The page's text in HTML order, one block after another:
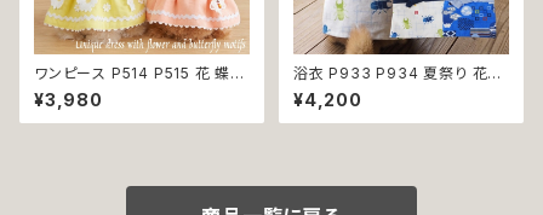
ワンピース P514 P515 花 蝶
ハンドメイド ピンク イエローグ
リーン レース ドッグウェア 春夏
ドッグウエア ドッグ ウェア 犬 猫
¥3,980
浴衣 P933 P934 夏祭り 花火
大会 富士山 カブトムシ クワガ
タ 昆虫柄 和装 和柄 古風 伝統
日本 夏 ハンドメイド ドッグウエ
¥4,200